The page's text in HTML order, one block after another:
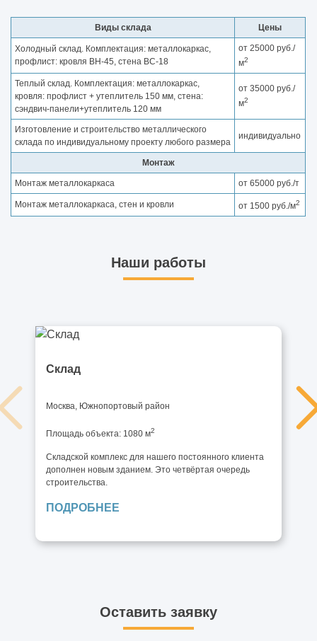
Виды склада Цены
Холодный склад. Комплектация: металлокаркас,
профлист: кровля ВН-45, стена ВС-18
от 25000 руб./
м2
Теплый склад. Комплектация: металлокаркас,
кровля: профлист + утеплитель 150 мм, стена:
сэндвич-панели+утеплитель 120 мм
от 35000 руб./
м2
Изготовление и строительство металлического
склада по индивидуальному проекту любого размера
индивидуально
Монтаж
Монтаж металлокаркаса от 65000 руб./т
Монтаж металлокаркаса, стен и кровли от 1500 руб./м2
Наши работы
Склад
Москва, Южнопортовый район
Площадь объекта: 1080 м2
Складской комплекс для нашего постоянного клиента
дополнен новым зданием. Это четвёртая очередь
строительства.
ПОДРОБНЕЕ
Оставить заявку